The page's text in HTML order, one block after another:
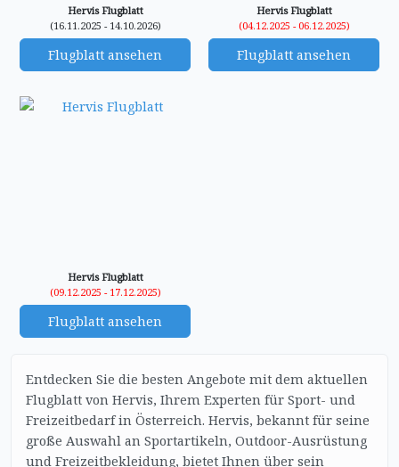
Hervis Flugblatt
(16.11.2025 - 14.10.2026)
Flugblatt ansehen
Hervis Flugblatt
(04.12.2025 - 06.12.2025)
Flugblatt ansehen
Hervis Flugblatt
(09.12.2025 - 17.12.2025)
Flugblatt ansehen
Entdecken Sie die besten Angebote mit dem aktuellen
Flugblatt von Hervis, Ihrem Experten für Sport- und
Freizeitbedarf in Österreich. Hervis, bekannt für seine
große Auswahl an Sportartikeln, Outdoor-Ausrüstung
und Freizeitbekleidung, bietet Ihnen über sein